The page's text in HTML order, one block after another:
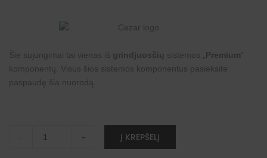
Šie sujungimai tai vienas iš grindjuosčių sistemos „ Premium ”
komponentų. Visus šios sistemos komponentus pasieksite
paspaudę šia nuorodą
"Premium"
- + Į KREPŠELĮ